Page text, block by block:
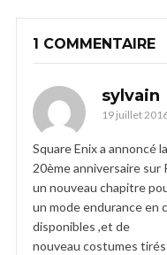
1 COMMENTAIRE
sylvain
19 juillet
Square Enix a annoncé
20ème anniversaire sur
un nouveau chapitre
un mode endurance en
disponibles ,et de
nouveau costumes